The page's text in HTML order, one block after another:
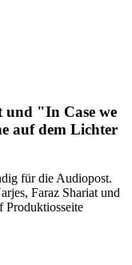
und "In Case we
auf dem Lichter
für die Audiopost.
Faraz Shariat und
Produktiosseite